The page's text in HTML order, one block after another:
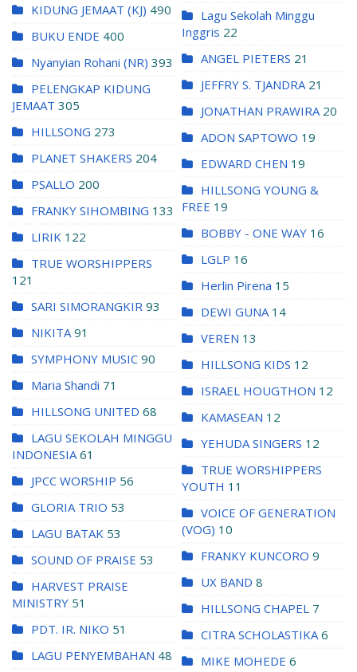
KIDUNG JEMAAT (KJ) 490
BUKU ENDE 400
Nyanyian Rohani (NR) 393
PELENGKAP KIDUNG
JEMAAT 305
HILLSONG 273
PLANET SHAKERS 204
PSALLO 200
FRANKY SIHOMBING 133
LIRIK 122
TRUE WORSHIPPERS
121
SARI SIMORANGKIR 93
NIKITA 91
SYMPHONY MUSIC 90
Maria Shandi 71
HILLSONG UNITED 68
LAGU SEKOLAH MINGGU
INDONESIA 61
JPCC WORSHIP 56
GLORIA TRIO 53
LAGU BATAK 53
SOUND OF PRAISE 53
HARVEST PRAISE
MINISTRY 51
PDT. IR. NIKO 51
LAGU PENYEMBAHAN 48
Lagu Sekolah Minggu
Inggris 22
ANGEL PIETERS 21
JEFFRY S. TJANDRA 21
JONATHAN PRAWIRA 20
ADON SAPTOWO 19
EDWARD CHEN 19
HILLSONG YOUNG &
FREE 19
BOBBY - ONE WAY 16
LGLP 16
Herlin Pirena 15
DEWI GUNA 14
VEREN 13
HILLSONG KIDS 12
ISRAEL HOUGTHON 12
KAMASEAN 12
YEHUDA SINGERS 12
TRUE WORSHIPPERS
YOUTH 11
VOICE OF GENERATION
(VOG) 10
FRANKY KUNCORO 9
UX BAND 8
HILLSONG CHAPEL 7
CITRA SCHOLASTIKA 6
MIKE MOHEDE 6